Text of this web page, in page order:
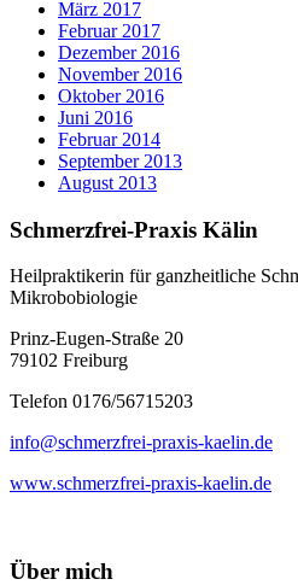
März 2017
Februar 2017
Dezember 2016
November 2016
Oktober 2016
Juni 2016
Februar 2014
September 2013
August 2013
Schmerzfrei-Praxis Kälin
Heilpraktikerin für ganzheitliche
Mikrobobiologie
Prinz-Eugen-Straße 20
79102 Freiburg
Telefon 0176/56715203
info@schmerzfrei-praxis-kaelin.de
www.schmerzfrei-praxis-kaelin.de
Über mich